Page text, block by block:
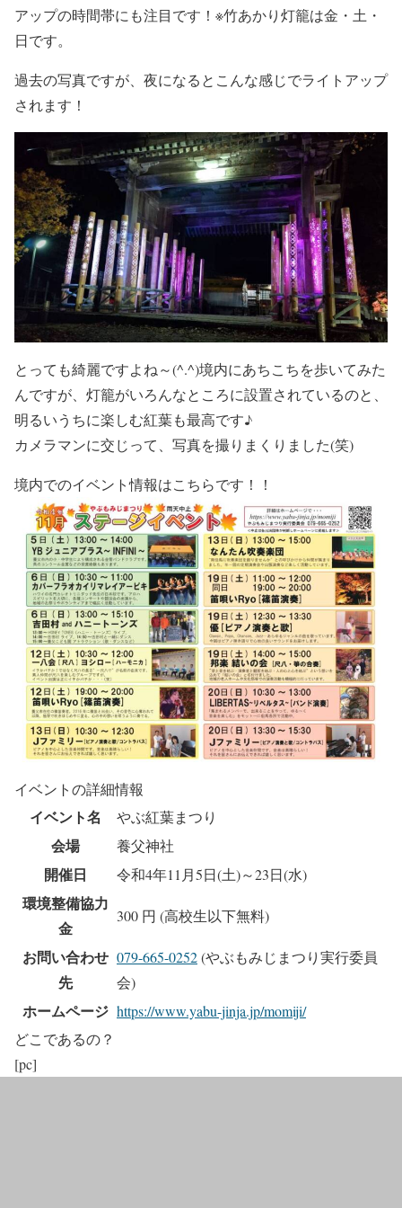
アップの時間帯にも注目です！※竹あかり灯籠は金・土・
日です。
過去の写真ですが、夜になるとこんな感じでライトアップ
されます！
とっても綺麗ですよね～(^.^)境内にあちこちを歩いてみた
んですが、灯籠がいろんなところに設置されているのと、
明るいうちに楽しむ紅葉も最高です♪
カメラマンに交じって、写真を撮りまくりました(笑)
境内でのイベント情報はこちらです！！
イベントの詳細情報
イベント名 やぶ紅葉まつり
会場 養父神社
開催日 令和4年11月5日(土)～23日(水)
環境整備協力
金
300 円 (高校生以下無料)
お問い合わせ
先
079-665-0252(やぶもみじまつり実行委員
会)
ホームページ https://www.yabu-jinja.jp/momiji/
どこであるの？
[pc]